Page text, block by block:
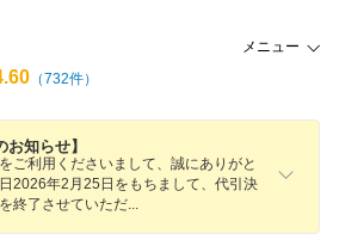
メニュー
（732件）
お知らせ】
ご利用くださいまして、誠にありがと
2026年2月25日をもちまして、代引決
終了させていただ